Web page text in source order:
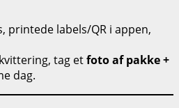
printede labels/QR i appen,
tag etfoto af pakke +
dag.